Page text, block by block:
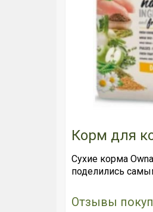
Корм для
Сухие корма
поделились
Отзывы